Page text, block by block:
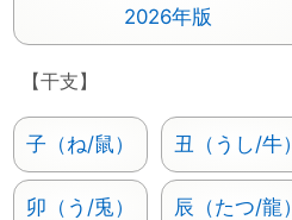
2026年版
【干支】
子（ね/鼠） 丑（うし/牛）
卯（う/兎） 辰（たつ/龍）